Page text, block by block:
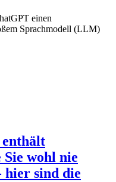
einen
Sprachmodell (LLM)
wohl nie
hier sind die